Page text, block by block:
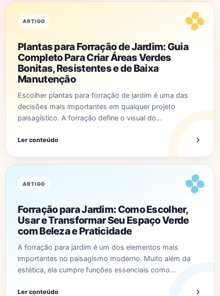
ARTIGO
Plantas para Forração de Jardim: Guia
Completo Para Criar Áreas Verdes
Bonitas, Resistentes e de Baixa
Manutenção
Escolher plantas para forração de jardim é uma das
decisões mais importantes em qualquer projeto
paisagístico. A forração define o visual do…
Ler conteúdo
ARTIGO
Forração para Jardim: Como Escolher,
Usar e Transformar Seu Espaço Verde
com Beleza e Praticidade
A forração para jardim é um dos elementos mais
importantes no paisagismo moderno. Muito além da
estética, ela cumpre funções essenciais como…
Ler conteúdo